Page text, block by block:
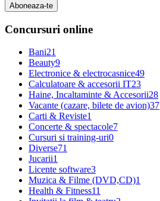
Aboneaza-te
Concursuri online
Bani21
Beauty9
Electronice & electrocasnice49
Calculatoare & accesorii IT23
Haine, Incaltaminte & Accesorii28
Vacante (cazare, bilete de avion)37
Carti & Reviste1
Concerte & spectacole7
Cursuri si training-uri0
Diverse71
Jucarii1
Licente software3
Muzica & Filme (DVD,CD)1
Health & Fitness11